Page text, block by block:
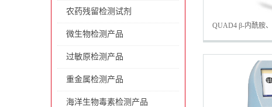
农药残留检测试剂
微生物检测产品
过敏原检测产品
重金属检测产品
海洋生物毒素检测产品
QUAD4 β-内酰胺